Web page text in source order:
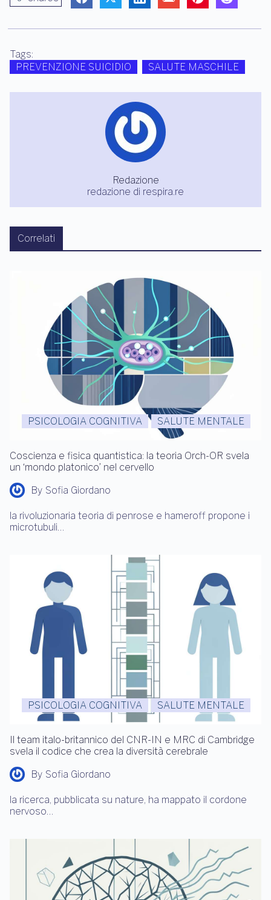
Tags:
PREVENZIONE SUICIDIO
SALUTE MASCHILE
Redazione
redazione di respira.re
Correlati
PSICOLOGIA COGNITIVA SALUTE MENTALE
Coscienza e fisica quantistica: la teoria Orch-OR svela
un ‘mondo platonico’ nel cervello
By Sofia Giordano
la rivoluzionaria teoria di penrose e hameroff propone i
microtubuli…
PSICOLOGIA COGNITIVA SALUTE MENTALE
Il team italo-britannico del CNR-IN e MRC di Cambridge
svela il codice che crea la diversità cerebrale
By Sofia Giordano
la ricerca, pubblicata su nature, ha mappato il cordone
nervoso…